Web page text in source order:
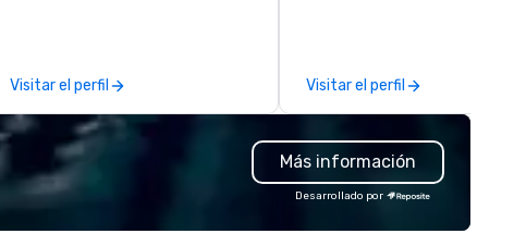
design, expert chefs, beautiful
setup, smooth service, and
spotless cleanup. You show up,
enjoy, and take the credit—we’ve
got the rest covered. Weddings,
cultural events, or just an excuse
Visitar el perfil Visitar el perfil
Más información
Desarrollado por